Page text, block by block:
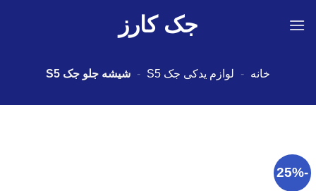
جک کارز
خانه - لوازم یدکی جک S5 - شیشه جلو جک S5
-25%